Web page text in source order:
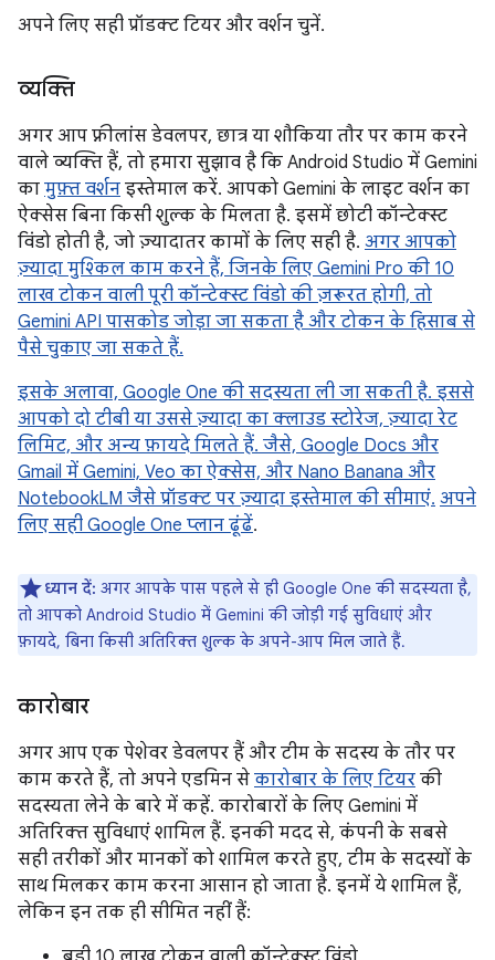
अपने लिए सही प्रॉडक्ट टियर और वर्शन चुनें.
व्यक्ति
अगर आप फ़्रीलांस डेवलपर, छात्र या शौकिया तौर पर काम करने
वाले व्यक्ति हैं, तो हमारा सुझाव है कि Android Studio में Gemini
का मुफ़्त वर्शन इस्तेमाल करें. आपको Gemini के लाइट वर्शन का
ऐक्सेस बिना किसी शुल्क के मिलता है. इसमें छोटी कॉन्टेक्स्ट
विंडो होती है, जो ज़्यादातर कामों के लिए सही है. अगर आपको
ज़्यादा मुश्किल काम करने हैं, जिनके लिए Gemini Pro की 10
लाख टोकन वाली पूरी कॉन्टेक्स्ट विंडो की ज़रूरत होगी, तो
Gemini API पासकोड जोड़ा जा सकता है और टोकन के हिसाब से
पैसे चुकाए जा सकते हैं.
इसके अलावा, Google One की सदस्यता ली जा सकती है. इससे
आपको दो टीबी या उससे ज़्यादा का क्लाउड स्टोरेज, ज़्यादा रेट
लिमिट, और अन्य फ़ायदे मिलते हैं. जैसे, Google Docs और
Gmail में Gemini, Veo का ऐक्सेस, और Nano Banana और
NotebookLM जैसे प्रॉडक्ट पर ज़्यादा इस्तेमाल की सीमाएं. अपने
लिए सही Google One प्लान ढूंढें.
ध्यान दें: अगर आपके पास पहले से ही Google One की सदस्यता है,
तो आपको Android Studio में Gemini की जोड़ी गई सुविधाएं और
फ़ायदे, बिना किसी अतिरिक्त शुल्क के अपने-आप मिल जाते हैं.
कारोबार
अगर आप एक पेशेवर डेवलपर हैं और टीम के सदस्य के तौर पर
काम करते हैं, तो अपने एडमिन से कारोबार के लिए टियर की
सदस्यता लेने के बारे में कहें. कारोबारों के लिए Gemini में
अतिरिक्त सुविधाएं शामिल हैं. इनकी मदद से, कंपनी के सबसे
सही तरीकों और मानकों को शामिल करते हुए, टीम के सदस्यों के
साथ मिलकर काम करना आसान हो जाता है. इनमें ये शामिल हैं,
लेकिन इन तक ही सीमित नहीं हैं: